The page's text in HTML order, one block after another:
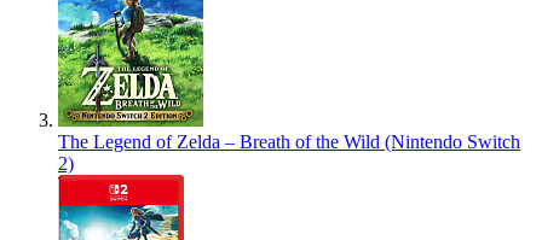
The Legend of Zelda – Breath of the Wild (Nintendo Switch
2)